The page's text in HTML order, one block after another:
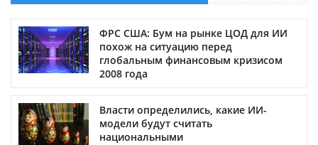
ФРС США: Бум на рынке ЦОД для ИИ
похож на ситуацию перед
глобальным финансовым кризисом
2008 года
Власти определились, какие ИИ-
модели будут считать
национальными